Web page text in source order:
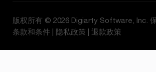
版权所有 © 2026 Digiarty Software, Inc. 保
条款和条件
隐私政策 退款政策